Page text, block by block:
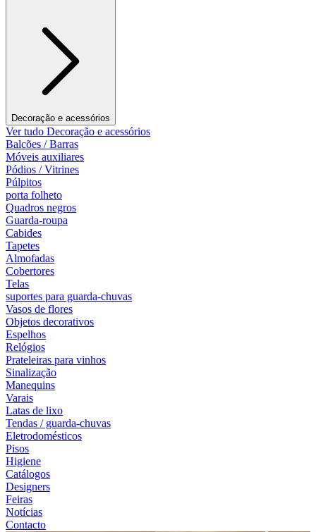
Decoração e acessórios
Ver tudo Decoração e acessórios
Balcões / Barras
Móveis auxiliares
Pódios / Vitrines
Púlpitos
porta folheto
Quadros negros
Guarda-roupa
Cabides
Tapetes
Almofadas
Cobertores
Telas
suportes para guarda-chuvas
Vasos de flores
Objetos decorativos
Espelhos
Relógios
Prateleiras para vinhos
Sinalização
Manequins
Varais
Latas de lixo
Tendas / guarda-chuvas
Eletrodomésticos
Pisos
Higiene
Catálogos
Designers
Feiras
Notícias
Contacto